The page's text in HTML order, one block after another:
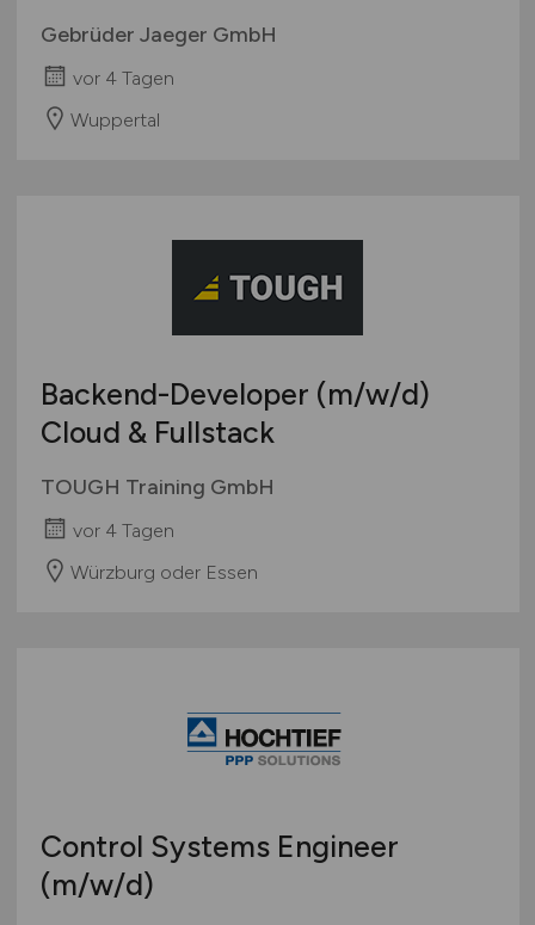
Gebrüder Jaeger GmbH
vor 4 Tagen
Wuppertal
Backend-Developer (m/w/d)
Cloud & Fullstack
TOUGH Training GmbH
vor 4 Tagen
Würzburg oder Essen
Control Systems Engineer
(m/w/d)